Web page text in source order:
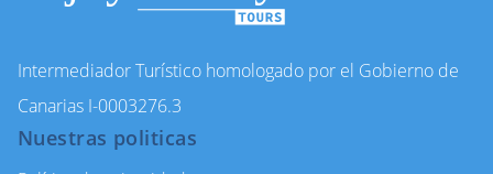
Intermediador Turístico homologado por el Gobierno de
Canarias I-0003276.3
Nuestras politicas